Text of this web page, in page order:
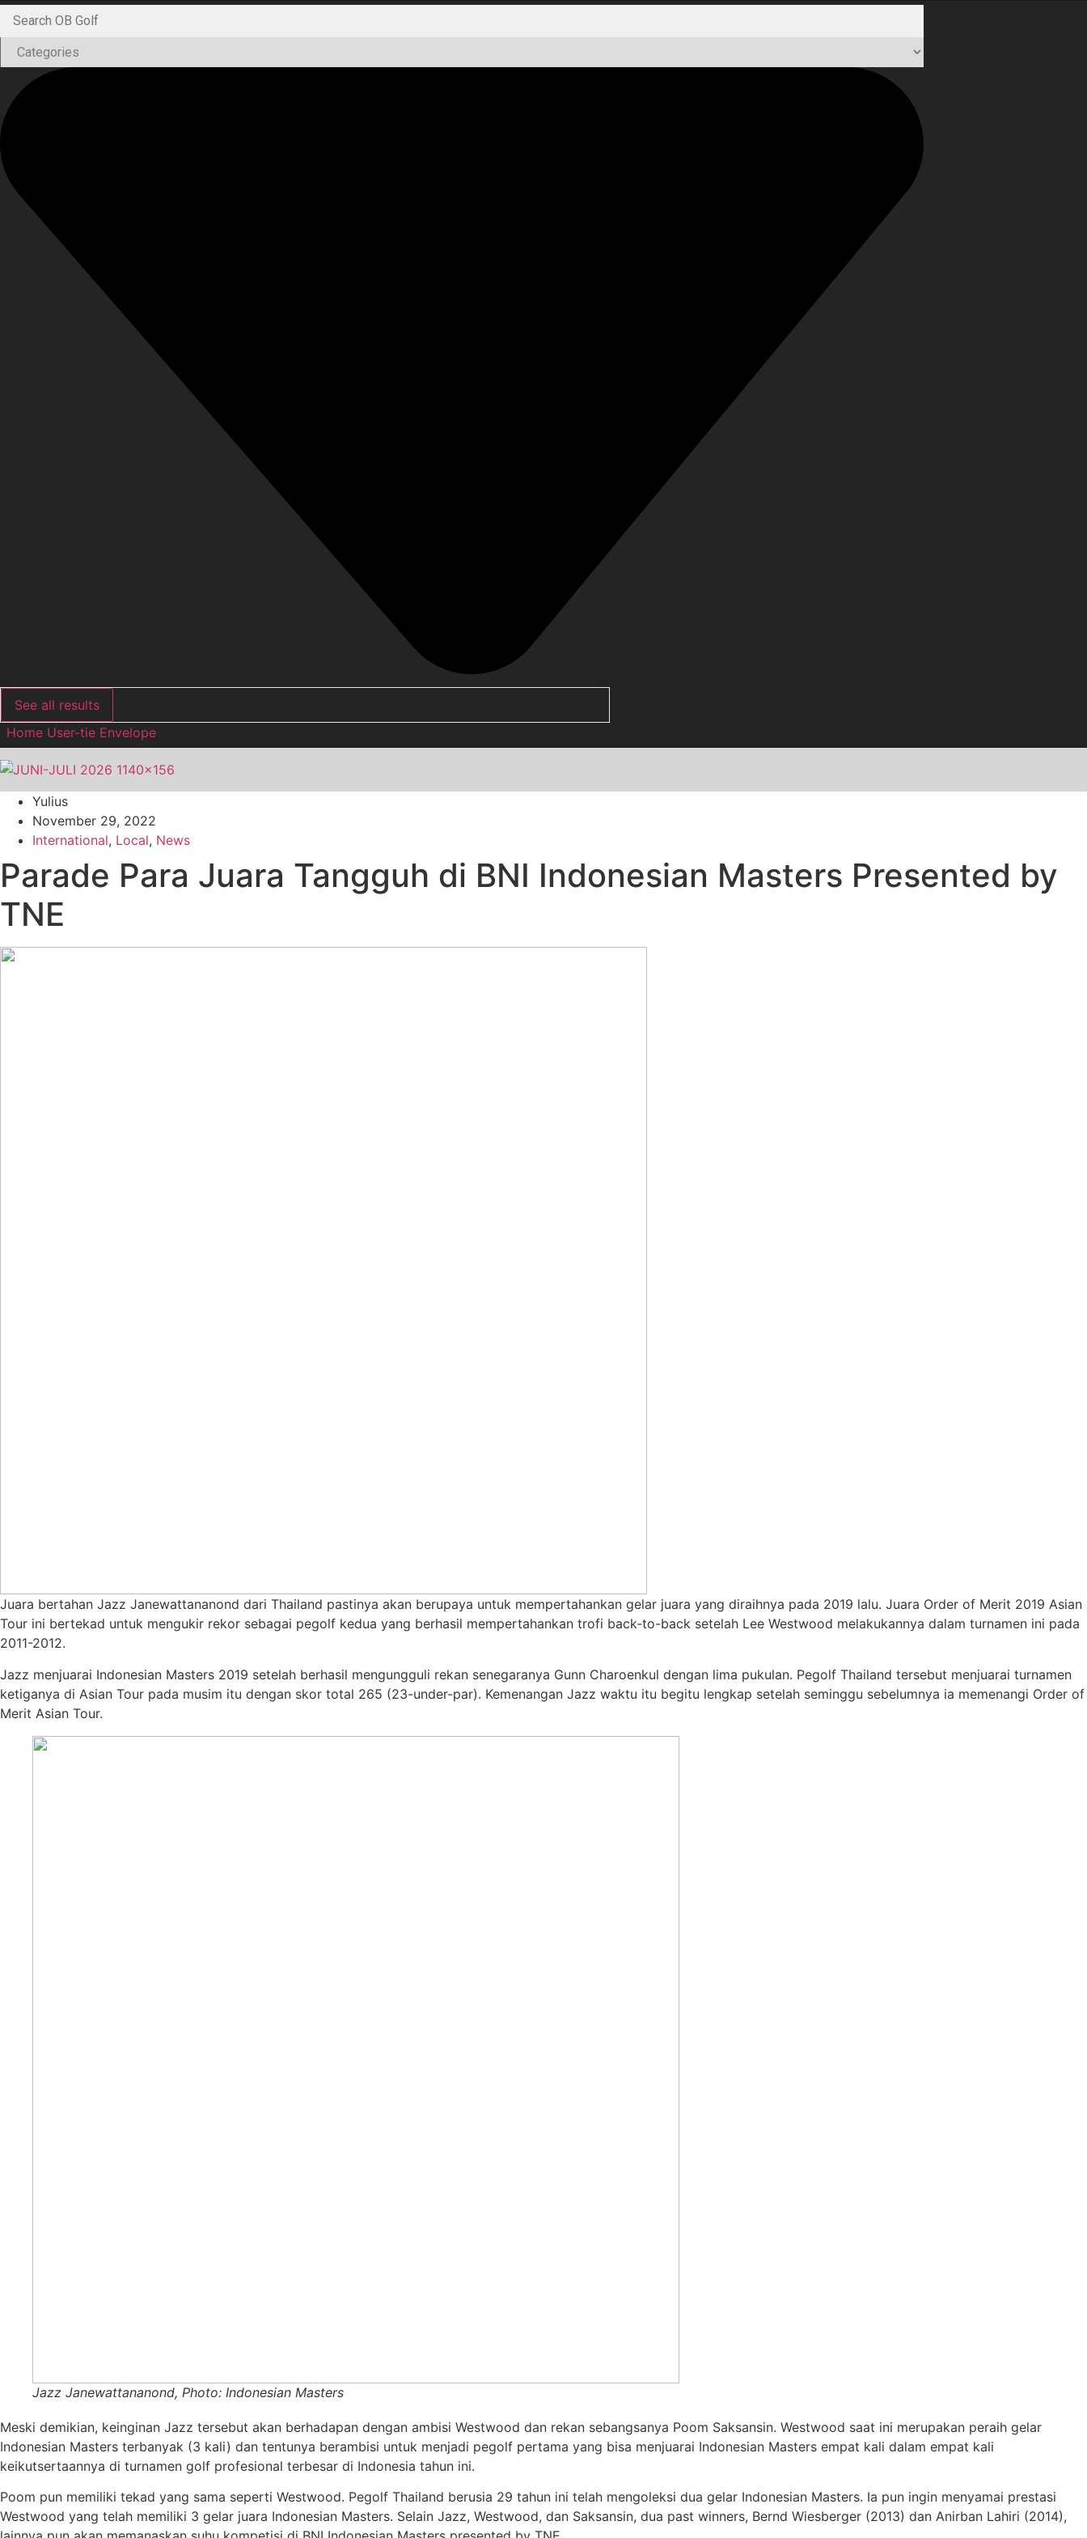
See all results
Home User-tie Envelope
Yulius
November 29, 2022
International, Local, News
Parade Para Juara Tangguh di BNI Indonesian Masters Presented by
TNE
Juara bertahan Jazz Janewattananond dari Thailand pastinya akan berupaya untuk mempertahankan gelar juara yang diraihnya pada 2019 lalu. Juara Order of Merit 2019 Asian
Tour ini bertekad untuk mengukir rekor sebagai pegolf kedua yang berhasil mempertahankan trofi back-to-back setelah Lee Westwood melakukannya dalam turnamen ini pada
2011-2012.
Jazz menjuarai Indonesian Masters 2019 setelah berhasil mengungguli rekan senegaranya Gunn Charoenkul dengan lima pukulan. Pegolf Thailand tersebut menjuarai turnamen
ketiganya di Asian Tour pada musim itu dengan skor total 265 (23-under-par). Kemenangan Jazz waktu itu begitu lengkap setelah seminggu sebelumnya ia memenangi Order of
Merit Asian Tour.
Jazz Janewattananond, Photo: Indonesian Masters
Meski demikian, keinginan Jazz tersebut akan berhadapan dengan ambisi Westwood dan rekan sebangsanya Poom Saksansin. Westwood saat ini merupakan peraih gelar
Indonesian Masters terbanyak (3 kali) dan tentunya berambisi untuk menjadi pegolf pertama yang bisa menjuarai Indonesian Masters empat kali dalam empat kali
keikutsertaannya di turnamen golf profesional terbesar di Indonesia tahun ini.
Poom pun memiliki tekad yang sama seperti Westwood. Pegolf Thailand berusia 29 tahun ini telah mengoleksi dua gelar Indonesian Masters. Ia pun ingin menyamai prestasi
Westwood yang telah memiliki 3 gelar juara Indonesian Masters. Selain Jazz, Westwood, dan Saksansin, dua past winners, Bernd Wiesberger (2013) dan Anirban Lahiri (2014),